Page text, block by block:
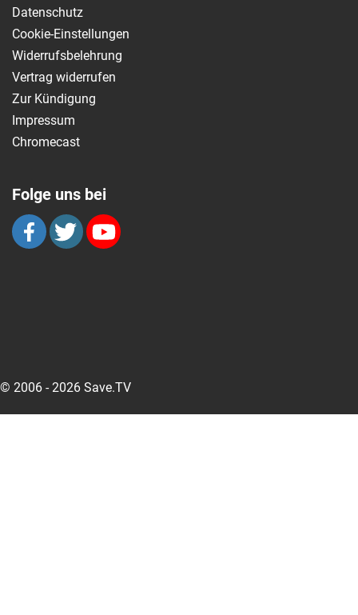
Datenschutz
Cookie-Einstellungen
Widerrufsbelehrung
Vertrag widerrufen
Zur Kündigung
Impressum
Chromecast
Folge uns bei
© 2006 - 2026 Save.TV